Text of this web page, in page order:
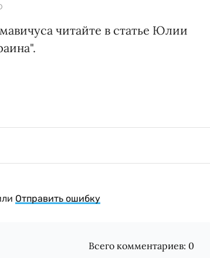
читайте в статье Юлии
Отправить ошибку
Всего комментариев: 0